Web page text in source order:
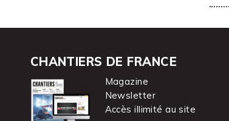
CHANTIERS DE FRANCE
Magazine
Newsletter
Accès illimité au site